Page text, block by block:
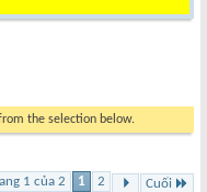
the selection below.
1 của 2 1 2 Cuối